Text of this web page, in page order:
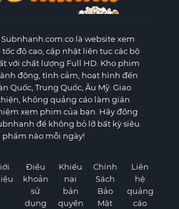
Subnhanh.com.co là website xem
độ cao, cập nhật liên tục các bộ
với chất lượng Full HD. Kho phim
động, tình cảm, hoạt hình đến
Quốc, Trung Quốc, Âu Mỹ. Giao
không quảng cáo làm gián
xem phim của bạn. Hãy đồng
để không bỏ lỡ bất kỳ siêu
phẩm nào mỗi ngày!
Điều
khoản
sử
dụng
Khiếu
nại
bản
quyền
Chính
Sách
Bảo
Mật
Liên
hệ
quảng
cáo